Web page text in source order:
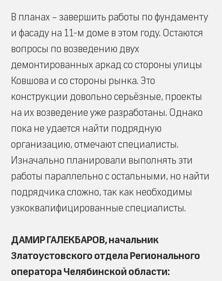
В планах – завершить работы по фундаменту
и фасаду на 11-м доме в этом году. Остаются
вопросы по возведению двух
демонтированных аркад со стороны улицы
Ковшова и со стороны рынка. Это
конструкции довольно серьёзные, проекты
на их возведение уже разработаны. Однако
пока не удается найти подрядную
организацию, отмечают специалисты.
Изначально планировали выполнять эти
работы параллельно с остальными, но найти
подрядчика сложно, так как необходимы
узкоквалифицированные специалисты.
ДАМИР ГАЛЕКБАРОВ, начальник
Златоустовского отдела Регионального
оператора Челябинской области: